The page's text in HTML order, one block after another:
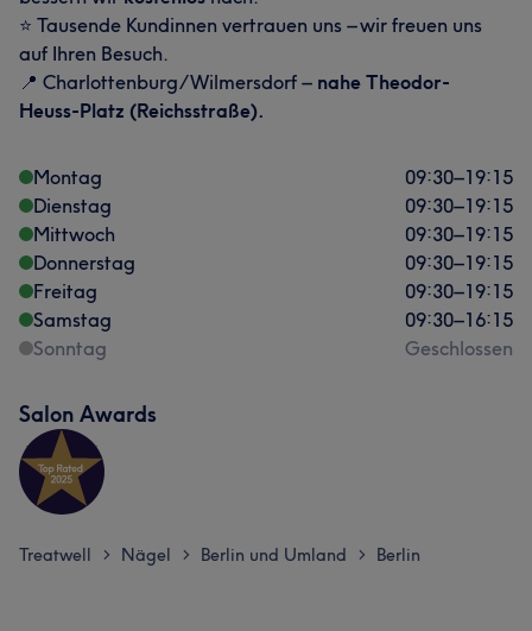
⭐ Tausende Kundinnen vertrauen uns – wir freuen uns
auf Ihren Besuch.
📍 Charlottenburg/Wilmersdorf – nahe Theodor-
Heuss-Platz (Reichsstraße).
Montag 09:30–19:15
Dienstag
09:30–19:15
Mittwoch
09:30–19:15
Donnerstag
09:30–19:15
Freitag
09:30–19:15
Samstag
09:30–16:15
Sonntag
Geschlossen
Salon Awards
Treatwell > Nägel > Berlin und Umland > Berlin